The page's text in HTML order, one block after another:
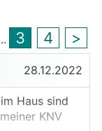
3 4 >
28.12.2022
Haus sind
KNV